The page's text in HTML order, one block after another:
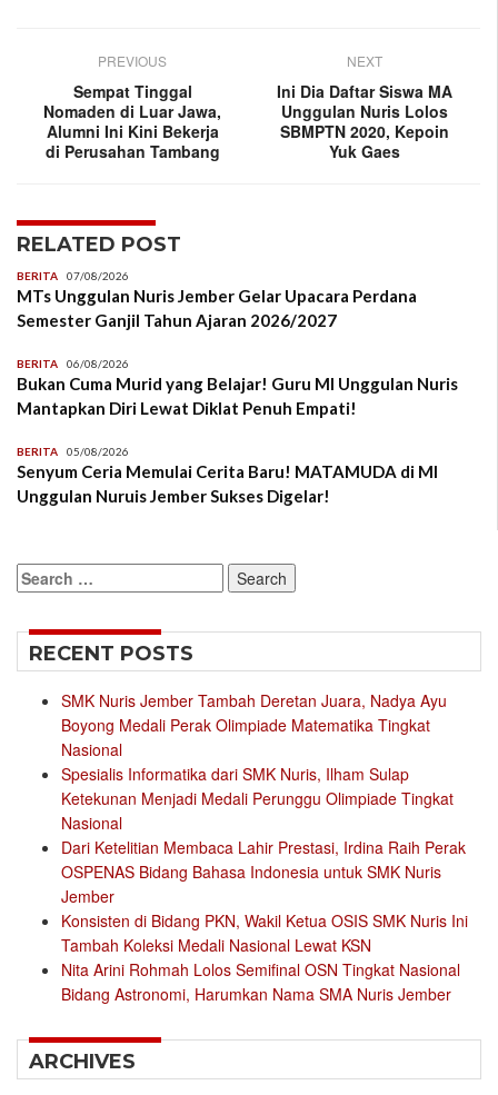
PREVIOUS
Sempat Tinggal
Nomaden di Luar Jawa,
Alumni Ini Kini Bekerja
di Perusahan Tambang
NEXT
Ini Dia Daftar Siswa MA
Unggulan Nuris Lolos
SBMPTN 2020, Kepoin
Yuk Gaes
RELATED POST
BERITA 07/08/2026
MTs Unggulan Nuris Jember Gelar Upacara Perdana
Semester Ganjil Tahun Ajaran 2026/2027
BERITA 06/08/2026
Bukan Cuma Murid yang Belajar! Guru MI Unggulan Nuris
Mantapkan Diri Lewat Diklat Penuh Empati!
BERITA 05/08/2026
Senyum Ceria Memulai Cerita Baru! MATAMUDA di MI
Unggulan Nuruis Jember Sukses Digelar!
Search
for:
RECENT POSTS
SMK Nuris Jember Tambah Deretan Juara, Nadya Ayu
Boyong Medali Perak Olimpiade Matematika Tingkat
Nasional
Spesialis Informatika dari SMK Nuris, Ilham Sulap
Ketekunan Menjadi Medali Perunggu Olimpiade Tingkat
Nasional
Dari Ketelitian Membaca Lahir Prestasi, Irdina Raih Perak
OSPENAS Bidang Bahasa Indonesia untuk SMK Nuris
Jember
Konsisten di Bidang PKN, Wakil Ketua OSIS SMK Nuris Ini
Tambah Koleksi Medali Nasional Lewat KSN
Nita Arini Rohmah Lolos Semifinal OSN Tingkat Nasional
Bidang Astronomi, Harumkan Nama SMA Nuris Jember
ARCHIVES